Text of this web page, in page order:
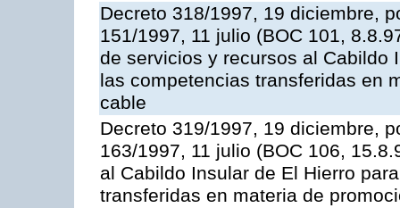
Decreto 318/1997, 19 diciembre,
151/1997, 11 julio (BOC 101,
de servicios y recursos al Cabildo
las competencias transferidas en
cable
Decreto 319/1997, 19 diciembre,
163/1997, 11 julio (BOC 106,
al Cabildo Insular de El Hierro
transferidas en materia de